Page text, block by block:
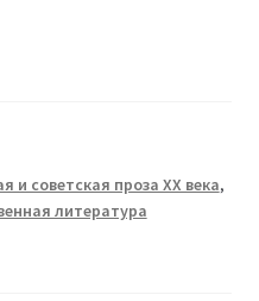
и советская проза XX века,
литература